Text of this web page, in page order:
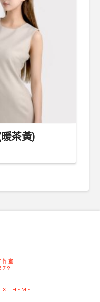
茶黃)
作室
X THEME